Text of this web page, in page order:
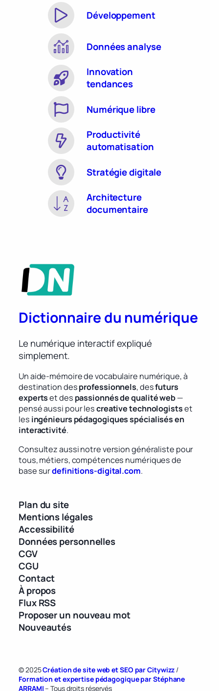
Développement
Données analyse
Innovation
tendances
Numérique libre
Productivité
automatisation
Stratégie digitale
Architecture
documentaire
Dictionnaire du numérique
Le numérique interactif expliqué
simplement.
Un aide-mémoire de vocabulaire numérique, à
destination desprofessionnels, desfuturs
expertset des passionnés de qualité web—
pensé aussi pour lescreative technologistset
les ingénieurs pédagogiques spécialisés en
interactivité.
Consultez aussi notre version généraliste pour
tous, métiers, compétences numériques de
base surdefinitions-digital.com.
Plan du site
Mentions légales
Accessibilité
Données personnelles
CGV
CGU
Contact
À propos
Flux RSS
Proposer un nouveau mot
Nouveautés
© 2025Création de site web et SEO par Citywizz /
Formation et expertise pédagogique par Stéphane
ARRAMI– Tous droits réservés